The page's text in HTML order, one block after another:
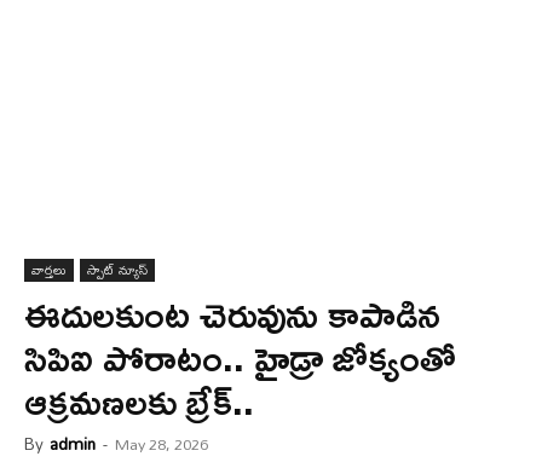
వార్త‌లు స్పాట్ న్యూస్
ఈదులకుంట చెరువును కాపాడిన
సిపిఐ పోరాటం.. హైడ్రా జోక్యంతో
ఆక్రమణలకు బ్రేక్..
By admin - May 28, 2026